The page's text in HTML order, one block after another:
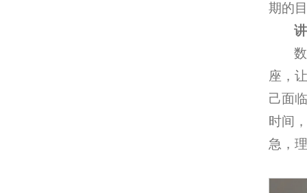
期的
座，
己面
时间
急，